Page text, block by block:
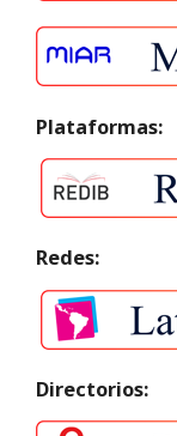
Plataformas:
Redes:
Directorios: